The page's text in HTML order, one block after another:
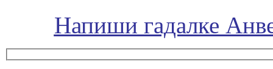
Напиши гадалке